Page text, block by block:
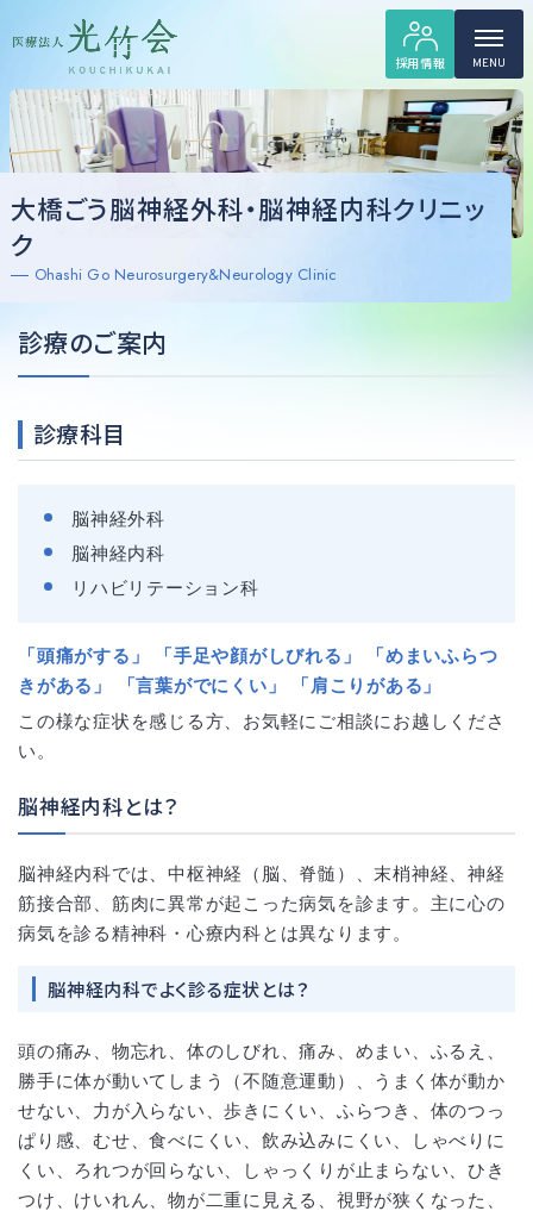
採用情報 MENU
大橋ごう脳神経外科・脳神経内科クリニッ
ク
Ohashi Go Neurosurgery&Neurology Clinic
診療のご案内
診療科目
脳神経外科
脳神経内科
リハビリテーション科
「頭痛がする」 「手足や顔がしびれる」 「めまいふらつ
きがある」 「言葉がでにくい」 「肩こりがある」
この様な症状を感じる方、お気軽にご相談にお越しくださ
い。
脳神経内科とは？
脳神経内科では、中枢神経（脳、脊髄）、末梢神経、神経
筋接合部、筋肉に異常が起こった病気を診ます。主に心の
病気を診る精神科・心療内科とは異なります。
脳神経内科でよく診る症状とは？
頭の痛み、物忘れ、体のしびれ、痛み、めまい、ふるえ、
勝手に体が動いてしまう（不随意運動）、うまく体が動か
せない、力が入らない、歩きにくい、ふらつき、体のつっ
ぱり感、むせ、食べにくい、飲み込みにくい、しゃべりに
くい、ろれつが回らない、しゃっくりが止まらない、ひき
つけ、けいれん、物が二重に見える、視野が狭くなった、